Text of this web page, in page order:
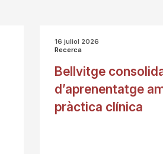
16 juliol 2026
Recerca
Bellvitge
d’aprenentatge
pràctica clínica